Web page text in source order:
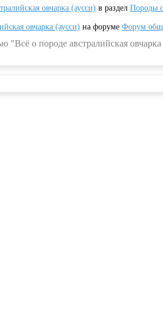
овчарка (аусси) в раздел Породы
овчарка (аусси) на форуме Форум
"Всё о породе австралийская овчарка